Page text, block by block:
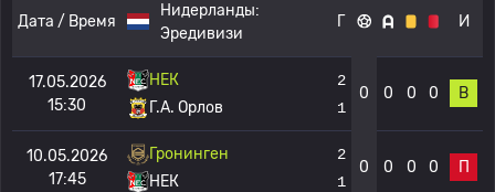
Дата / Время
Нидерланды:
Эредивизи
Г И
17.05.2026
15:30
НЕК
Г.А. Орлов
2
1
0 0 0 0 В
10.05.2026
17:45
Гронинген
НЕК
2
1
0 0 0 0 П